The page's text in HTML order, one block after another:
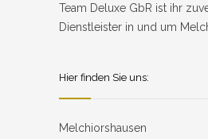
Team Deluxe GbR ist ihr
Dienstleister in und um
Hier finden Sie uns:
Melchiorshausen